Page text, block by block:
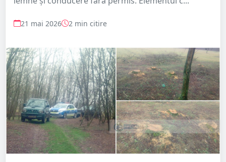
21 mai 2026 2 min citire